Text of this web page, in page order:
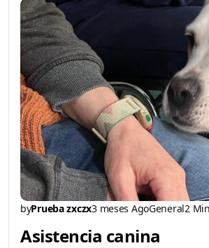
byPrueba zxczx3 meses AgoGeneral2
Asistencia canina